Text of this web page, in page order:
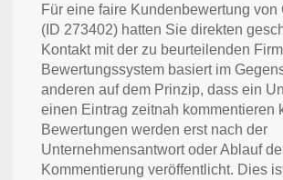
Für eine faire Kundenbewertung von
(ID 273402) hatten Sie direkten
Kontakt mit der zu beurteilenden
Bewertungssystem basiert im
anderen auf dem Prinzip, dass ein
einen Eintrag zeitnah kommentieren
Bewertungen werden erst nach der
Unternehmensantwort oder Ablauf
Kommentierung veröffentlicht. Dies